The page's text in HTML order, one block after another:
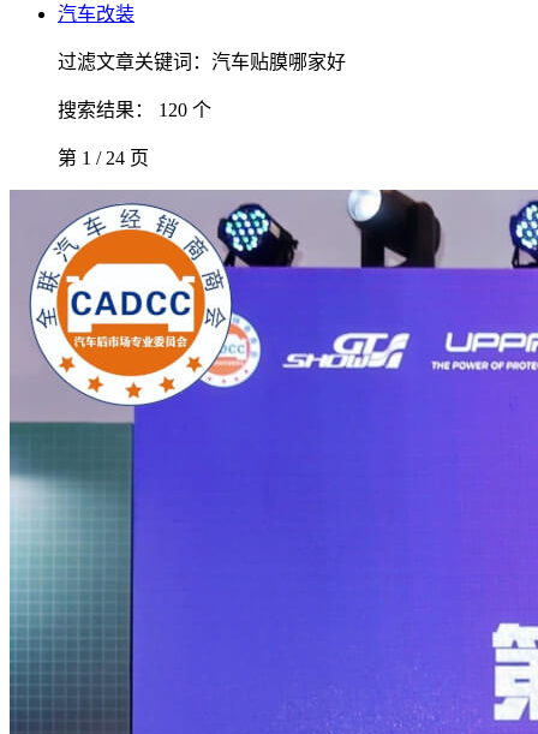
汽车改装
过滤文章关键词：汽车贴膜哪家好
搜索结果： 120 个
第 1 / 24 页